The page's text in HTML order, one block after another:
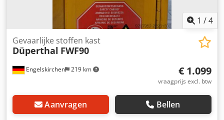
1 /4
Engelskirchen 219 km
Gevaarlijke stoffen kast
Düperthal FWF90
€ 1.099
vraagprijs excl. btw
Aanvragen Bellen